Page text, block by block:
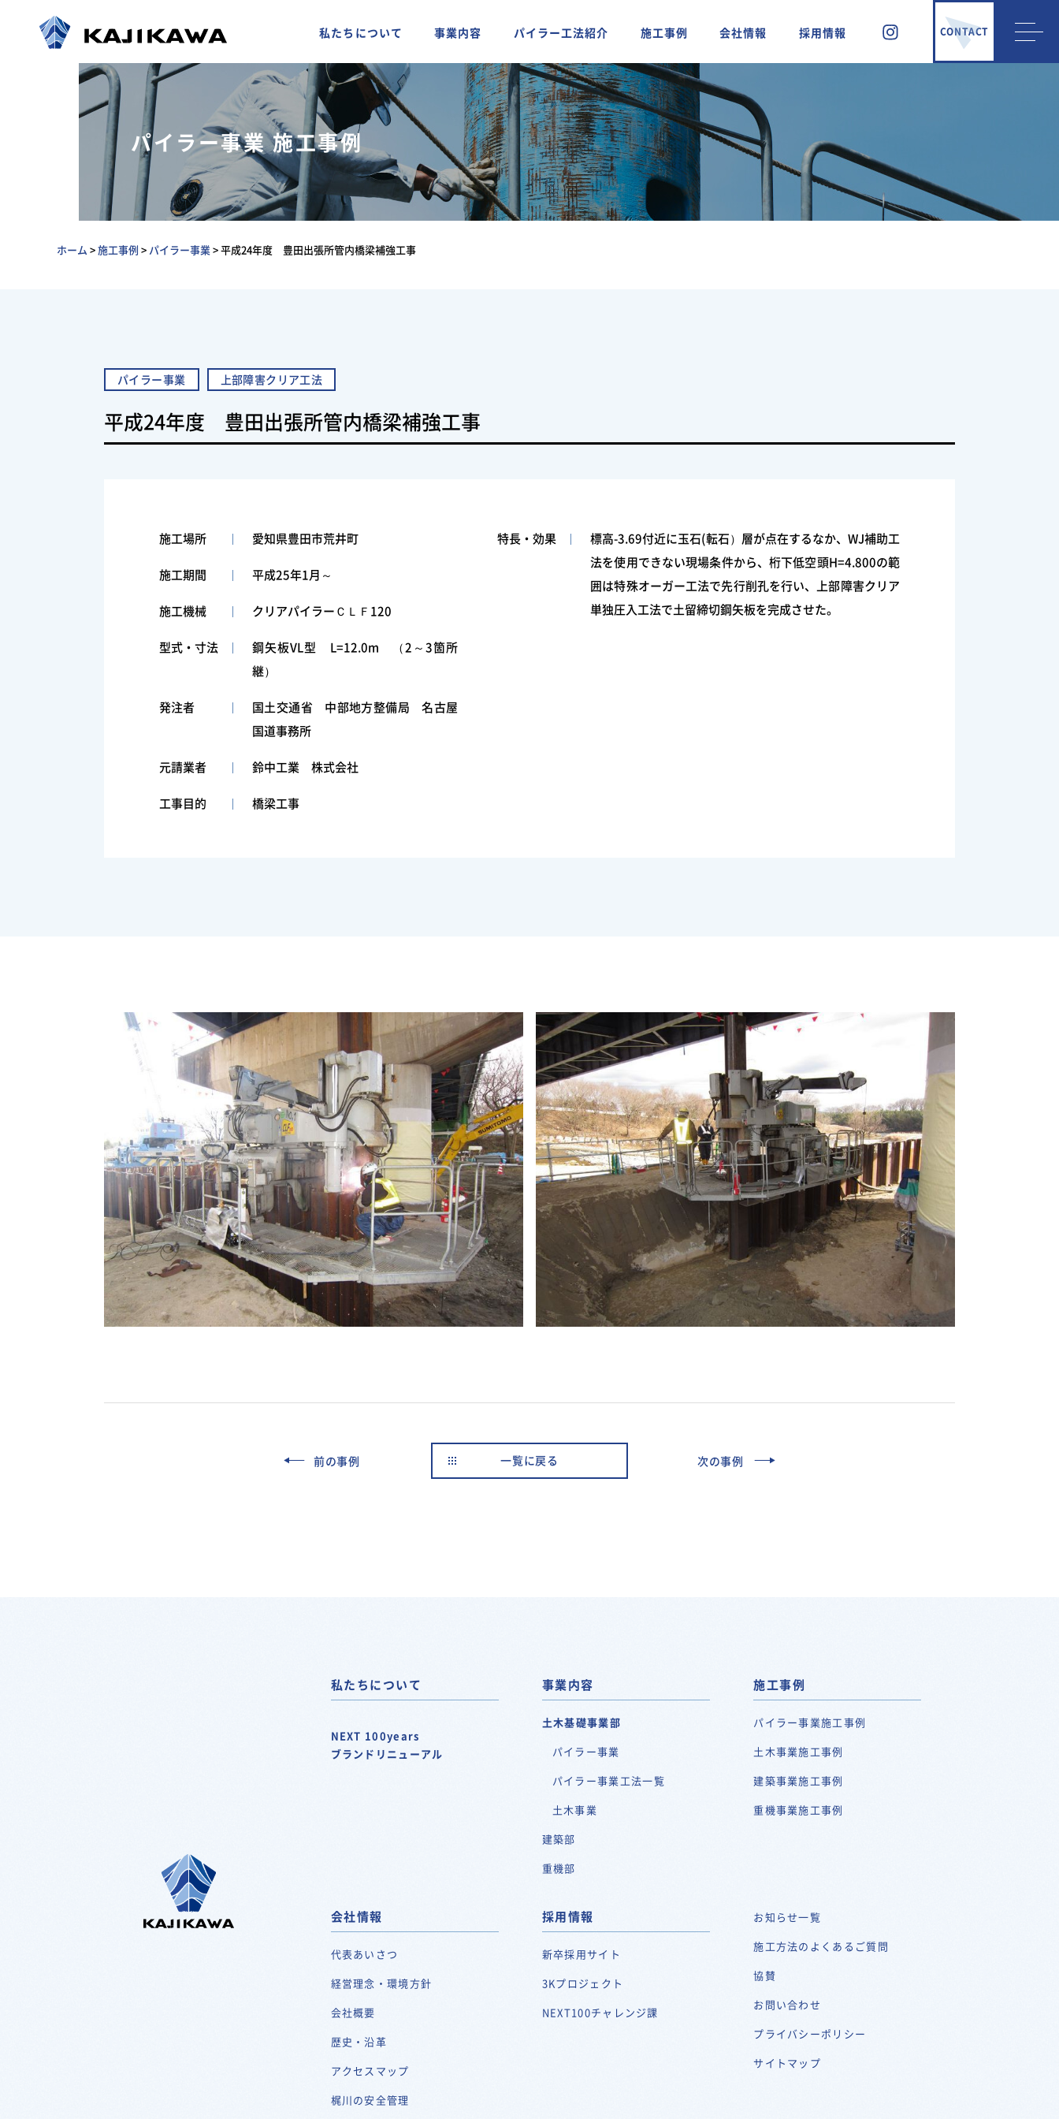
私たちについて 事業内容 パイラー工法紹介 施工事例 会社情報 採用情報 CONTACT
パイラー事業 施工事例
ホーム >施工事例 > パイラー事業>平成24年度 豊田出張所管内橋梁補強工事
パイラー事業 上部障害クリア工法
平成24年度 豊田出張所管内橋梁補強工事
施工場所 愛知県豊田市荒井町
施工期間 平成25年1月～
施工機械 クリアパイラーＣＬＦ120
型式・寸法
鋼矢板VL型 L=12.0m （2～3箇所
継）
発注者
国土交通省 中部地方整備局 名古屋
国道事務所
元請業者 鈴中工業 株式会社
工事目的 橋梁工事
特長・効果
標高-3.69付近に玉石(転石）層が点在するなか、WJ補助工
法を使用できない現場条件から、桁下低空頭H=4.800の範
囲は特殊オーガー工法で先行削孔を行い、上部障害クリア
単独圧入工法で土留締切鋼矢板を完成させた。
前の事例 次の事例
一覧に戻る
私たちについて
NEXT 100years
ブランドリニューアル
事業内容
土木基礎事業部
パイラー事業
パイラー事業工法一覧
土木事業
建築部
重機部
施工事例
パイラー事業施工事例
土木事業施工事例
建築事業施工事例
重機事業施工事例
会社情報
代表あいさつ
経営理念・環境方針
会社概要
歴史・沿革
アクセスマップ
梶川の安全管理
採用情報
新卒採用サイト
3Kプロジェクト
NEXT100チャレンジ課
お知らせ一覧
施工方法のよくあるご質問
協賛
お問い合わせ
プライバシーポリシー
サイトマップ